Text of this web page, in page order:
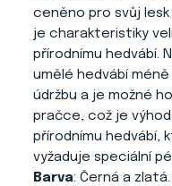
ceněno pro svůj lesk
je charakteristiky
přírodnímu hedvábí.
umělé hedvábí
údržbu a je možné
pračce, což je
přírodnímu hedvábí,
vyžaduje speciální
Barva: Černá a zlatá.